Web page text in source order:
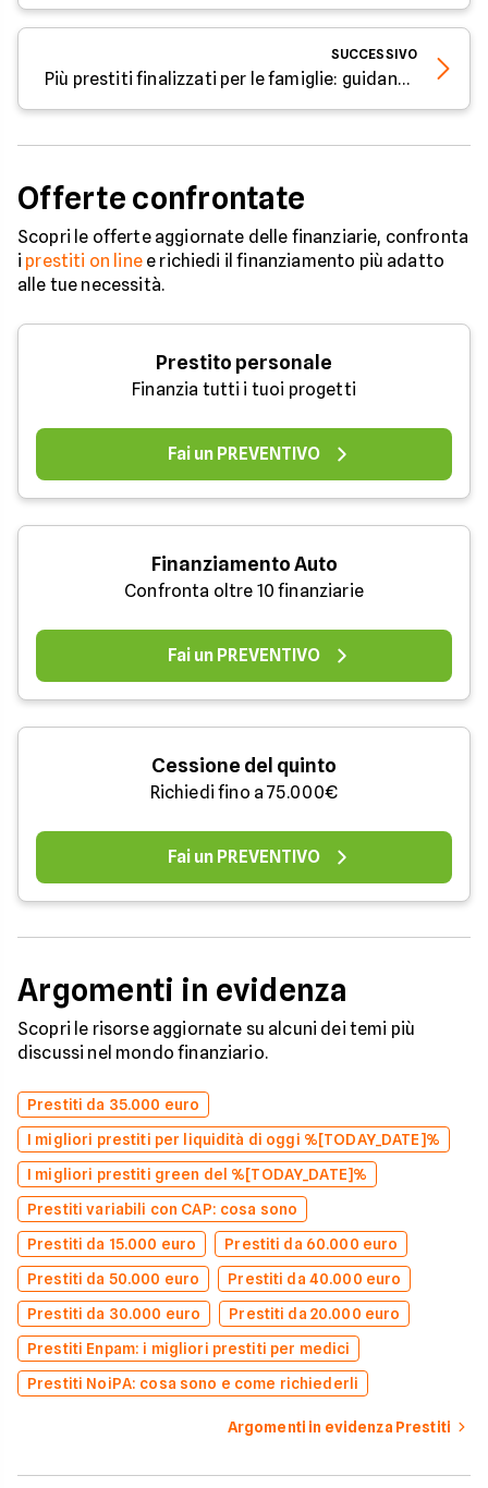
SUCCESSIVO
Più prestiti finalizzati per le famiglie: guidano il mercato l’online e la mobilità sostenibile
Offerte confrontate
Scopri le offerte aggiornate delle finanziarie, confronta
i prestiti on linee richiedi il finanziamento più adatto
alle tue necessità.
Prestito personale
Finanzia tutti i tuoi progetti
Fai un PREVENTIVO
Finanziamento Auto
Confronta oltre 10 finanziarie
Fai un PREVENTIVO
Cessione del quinto
Richiedi fino a 75.000€
Fai un PREVENTIVO
Argomenti in evidenza
Scopri le risorse aggiornate su alcuni dei temi più
discussi nel mondo finanziario.
Prestiti da 35.000 euro
I migliori prestiti per liquidità di oggi %[TODAY_DATE]%
I migliori prestiti green del %[TODAY_DATE]%
Prestiti variabili con CAP: cosa sono
Prestiti da 15.000 euro
Prestiti da 60.000 euro
Prestiti da 50.000 euro
Prestiti da 40.000 euro
Prestiti da 30.000 euro
Prestiti da 20.000 euro
Prestiti Enpam: i migliori prestiti per medici
Prestiti NoiPA: cosa sono e come richiederli
Argomenti in evidenza Prestiti